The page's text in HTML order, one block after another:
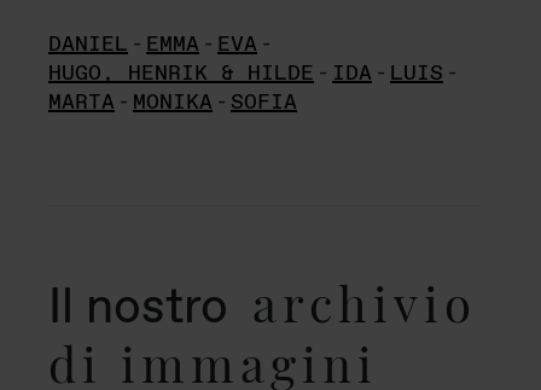
DANIEL - EMMA - EVA -
HUGO, HENRIK & HILDE - IDA - LUIS -
MARTA - MONIKA - SOFIA
Il nostro archivio
di immagini